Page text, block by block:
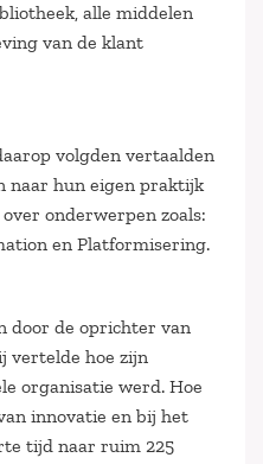
alle middelen
van de klant
volgden vertaalden
naar hun eigen praktijk
onderwerpen zoals:
en Platformisering.
door de oprichter van
vertelde hoe zijn
organisatie werd. Hoe
innovatie en bij het
tijd naar ruim 225